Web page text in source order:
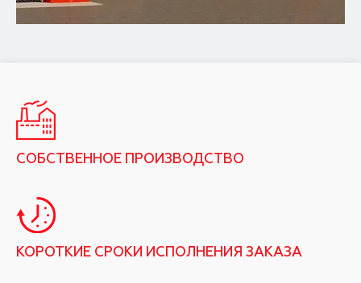
СОБСТВЕННОЕ ПРОИЗВОДСТВО
КОРОТКИЕ СРОКИ ИСПОЛНЕНИЯ ЗАКАЗА